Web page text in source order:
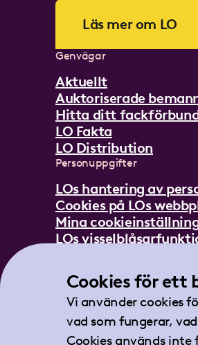
Läs mer om LO
Genvägar
Aktuellt
Auktoriserade
Hitta ditt
LO Fakta
LO Distribution
Personuppgifter
LOs hantering av
Cookies på LOs
Mina
LOs
In English
Lättläst om LO
Teckenspråksfilm
Tidningen Arbetet
Cookies för ett
Vi använder cookies
vad som fungerar,
Cookies används